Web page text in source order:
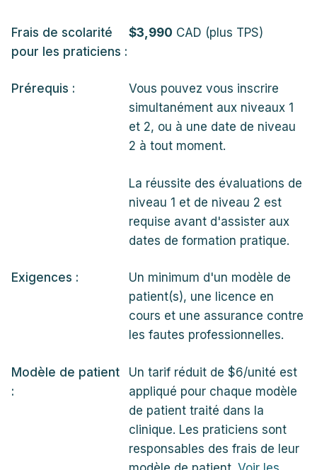
Frais de scolarité
pour les praticiens :
$3,990 CAD (plus TPS)
Prérequis :
Vous pouvez vous inscrire
simultanément aux niveaux 1
et 2, ou à une date de niveau
2 à tout moment.
La réussite des évaluations de
niveau 1 et de niveau 2 est
requise avant d'assister aux
dates de formation pratique.
Exigences :
Un minimum d'un modèle de
patient(s), une licence en
cours et une assurance contre
les fautes professionnelles.
Modèle de patient
:
Un tarif réduit de $6/unité est
appliqué pour chaque modèle
de patient traité dans la
clinique. Les praticiens sont
responsables des frais de leur